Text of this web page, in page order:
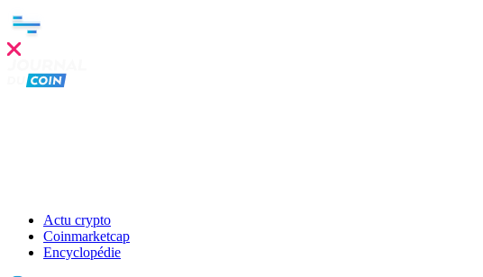
Actu crypto
Coinmarketcap
Encyclopédie